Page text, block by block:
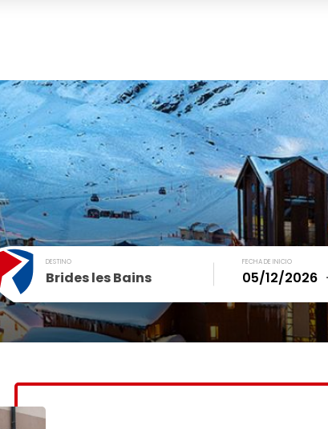
TOTAL
DESTINO
Brides les Bains
FECHA DE INICIO
December
TUE WED THU FRI SUN